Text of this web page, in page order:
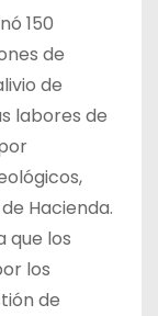
150
de
de
labores de
Hacienda.
que los
los
de